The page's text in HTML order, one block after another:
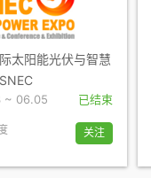
太阳能光伏与智慧
~ 06.05 已结束
关注